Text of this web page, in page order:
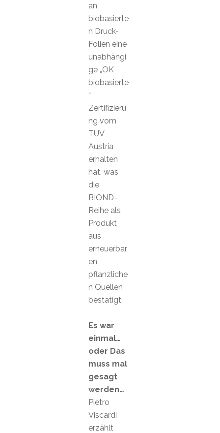
an
biobasierte
n Druck-
Folien eine
unabhängi
ge „OK
biobasierte
“
Zertifizieru
ng vom
TÜV
Austria
erhalten
hat, was
die
BIOND-
Reihe als
Produkt
aus
erneuerbar
en,
pflanzliche
n Quellen
bestätigt.
Es war
einmal…
oder Das
muss mal
gesagt
werden…
Pietro
Viscardi
erzählt